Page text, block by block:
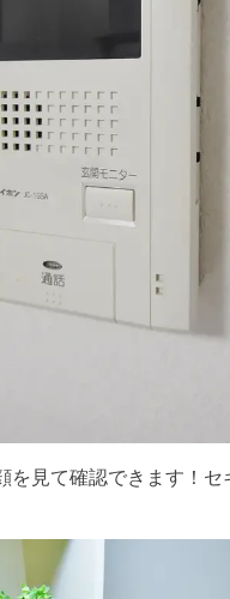
見て確認できます！